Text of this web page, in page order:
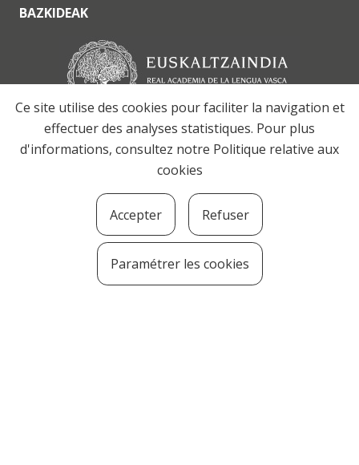
BAZKIDEAK
Ce site utilise des cookies pour faciliter la navigation et
effectuer des analyses statistiques. Pour plus
d'informations, consultez notre Politique relative aux
cookies
Accepter Refuser
Paramétrer les cookies